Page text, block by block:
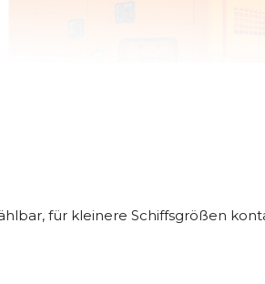
für kleinere Schiffsgrößen